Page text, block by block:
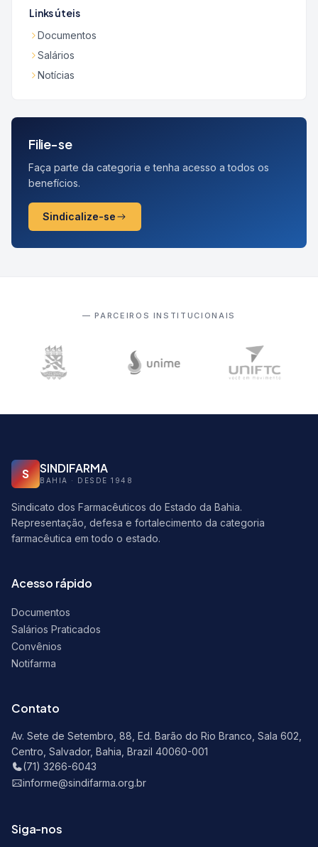
Links úteis
Documentos
Salários
Notícias
Filie-se
Faça parte da categoria e tenha acesso a todos os
benefícios.
Sindicalize-se
— PARCEIROS INSTITUCIONAIS
S SINDIFARMA
BAHIA · DESDE 1948
Sindicato dos Farmacêuticos do Estado da Bahia.
Representação, defesa e fortalecimento da categoria
farmacêutica em todo o estado.
Acesso rápido
Documentos
Salários Praticados
Convênios
Notifarma
Contato
Av. Sete de Setembro, 88, Ed. Barão do Rio Branco, Sala 602,
Centro, Salvador, Bahia, Brazil 40060-001
(71) 3266-6043
informe@sindifarma.org.br
Siga-nos